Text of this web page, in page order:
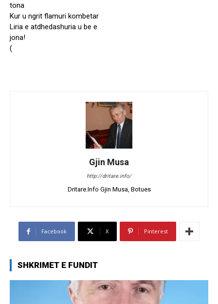
tona
Kur u ngrit flamuri kombetar
Liria e atdhedashuria u be e
jona!
(
Gjin Musa
http://dritare.info/
Dritare.Info Gjin Musa, Botues
Facebook X Pinterest
SHKRIMET E FUNDIT